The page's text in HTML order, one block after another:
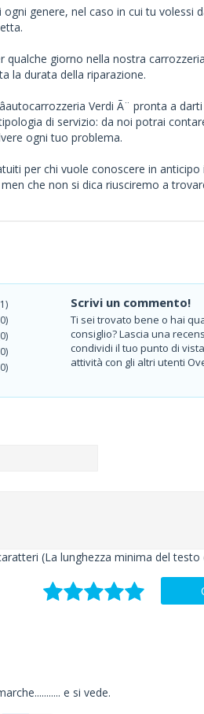
genere, nel caso in cui tu volessi
giorno nella nostra
la durata della riparazione.
Verdi Ã¨ pronta a
di servizio: da noi potrai
ogni tuo problema.
per chi vuole conoscere in
che non si dica riusciremo a
Scrivi un commento!
Ti sei trovato bene o hai
consiglio? Lascia una
condividi il tuo punto di
attività con gli altri utenti
(La lunghezza minima del testo
e si vede.